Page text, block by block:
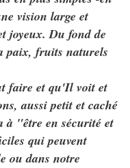
vision large et
joyeux. Du fond de
paix, fruits naturels
faire et qu'Il voit et
aussi petit et caché
à "être en sécurité et
qui peuvent
ou dans notre